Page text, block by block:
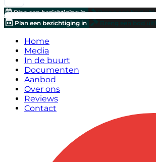
Plan een bezichtiging in Breng een bod uit!
Plan een bezichtiging in
Breng een bod uit!
Home
Media
In de buurt
Documenten
Aanbod
Over ons
Reviews
Contact